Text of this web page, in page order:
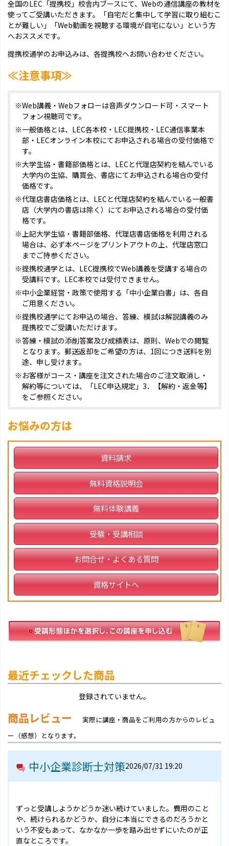
全国のLEC「提携校」校舎内ブースにて、Webの通信講座の教材を
使ってご受講いただきます。「自宅だと集中して学習に取り組むこ
とが難しい」「Web動画を視聴する環境が自宅にない」という方
へおススメです。
提携校通学のお申込みは、各提携校へお問い合わせください。
≪注意事項≫
※Web講義・Webフォローは音声ダウンロード可・スマート
フォン視聴可です。
※一般価格とは、LEC各本校・LEC提携校・LEC通信事業本
部・LECオンライン本校にてお申込される場合の受付価格で
す。
※大学生協・書籍部価格とは、LECと代理店契約を結んでいる
大学内の生協、購買会、書店にてお申込される場合の受付
価格です。
※代理店書店価格とは、LECと代理店契約を結んでいる一般書
店（大学内の書店は除く）にてお申込される場合の受付価
格です。
※上記大学生協・書籍部価格、代理店書店価格を利用される
場合は、必ず本ページをプリントアウトの上、代理店窓口
までご持参ください。
※提携校通学とは、LEC提携校でWeb講義を受講する場合の
受講料です。LEC本校では受付できません。
※中小企業経営・政策で使用する「中小企業白書」は、各自
ご用意ください。
※提携校通学にてお申込の場合、答練、模試は解説講義のみ
提携校でご受講いただけます。
※答練・模試の添削答案及び成績表は、原則、Webでの閲覧
となります。郵送返却をご希望の方は、1回につき送料を別
途、申し受けます。
※お客様がコース・講座を注文された場合のご注文取消し・
解約等については、「LEC申込規定」3．【解約・返金等】
をご参照ください。
お悩みの方は
資料請求
無料資格説明会
無料体験講義
受験・受講相談
お問合せ・よくある質問
資格サイトへ
最近チェックした商品
登録されていません。
商品レビュー
実際に講座・商品をご利用の方からのレビュ
ー（感想）となります。
中小企業診断士対策2026/07/31 19:20
ずっと受講しようかどうか迷い続けていました。費用のこと
や、続けられるかどうか、自分に本当にできるのだろうかと
いう不安もあって、なかなか一歩を踏み出せずにいたのが正
直なところです。